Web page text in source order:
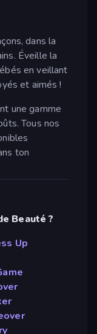
dans la
Éveille la
en veillant
et aimés !
une gamme
Tous nos
ton
Beauté ?
Up